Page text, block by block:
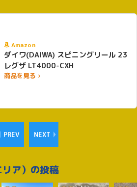
Amazon
ダイワ(DAIWA) スピニングリール 23
レグザ LT4000-CXH
商品を見る ›
PREV NEXT
ア）の投稿